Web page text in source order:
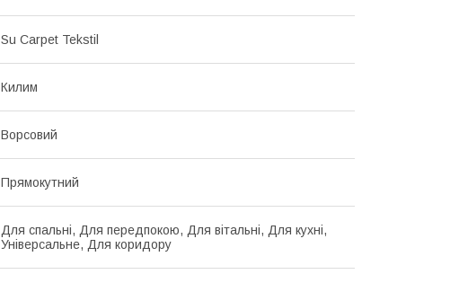
Su Carpet Tekstil
Килим
Ворсовий
Прямокутний
Для спальні, Для передпокою, Для вітальні, Для кухні,
Універсальне, Для коридору